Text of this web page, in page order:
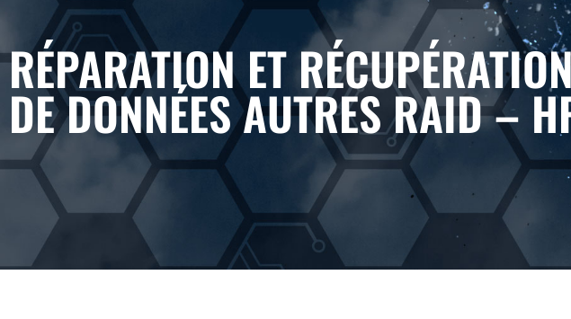
RÉPARATION ET
DE DONNÉES AUTRES RAID –